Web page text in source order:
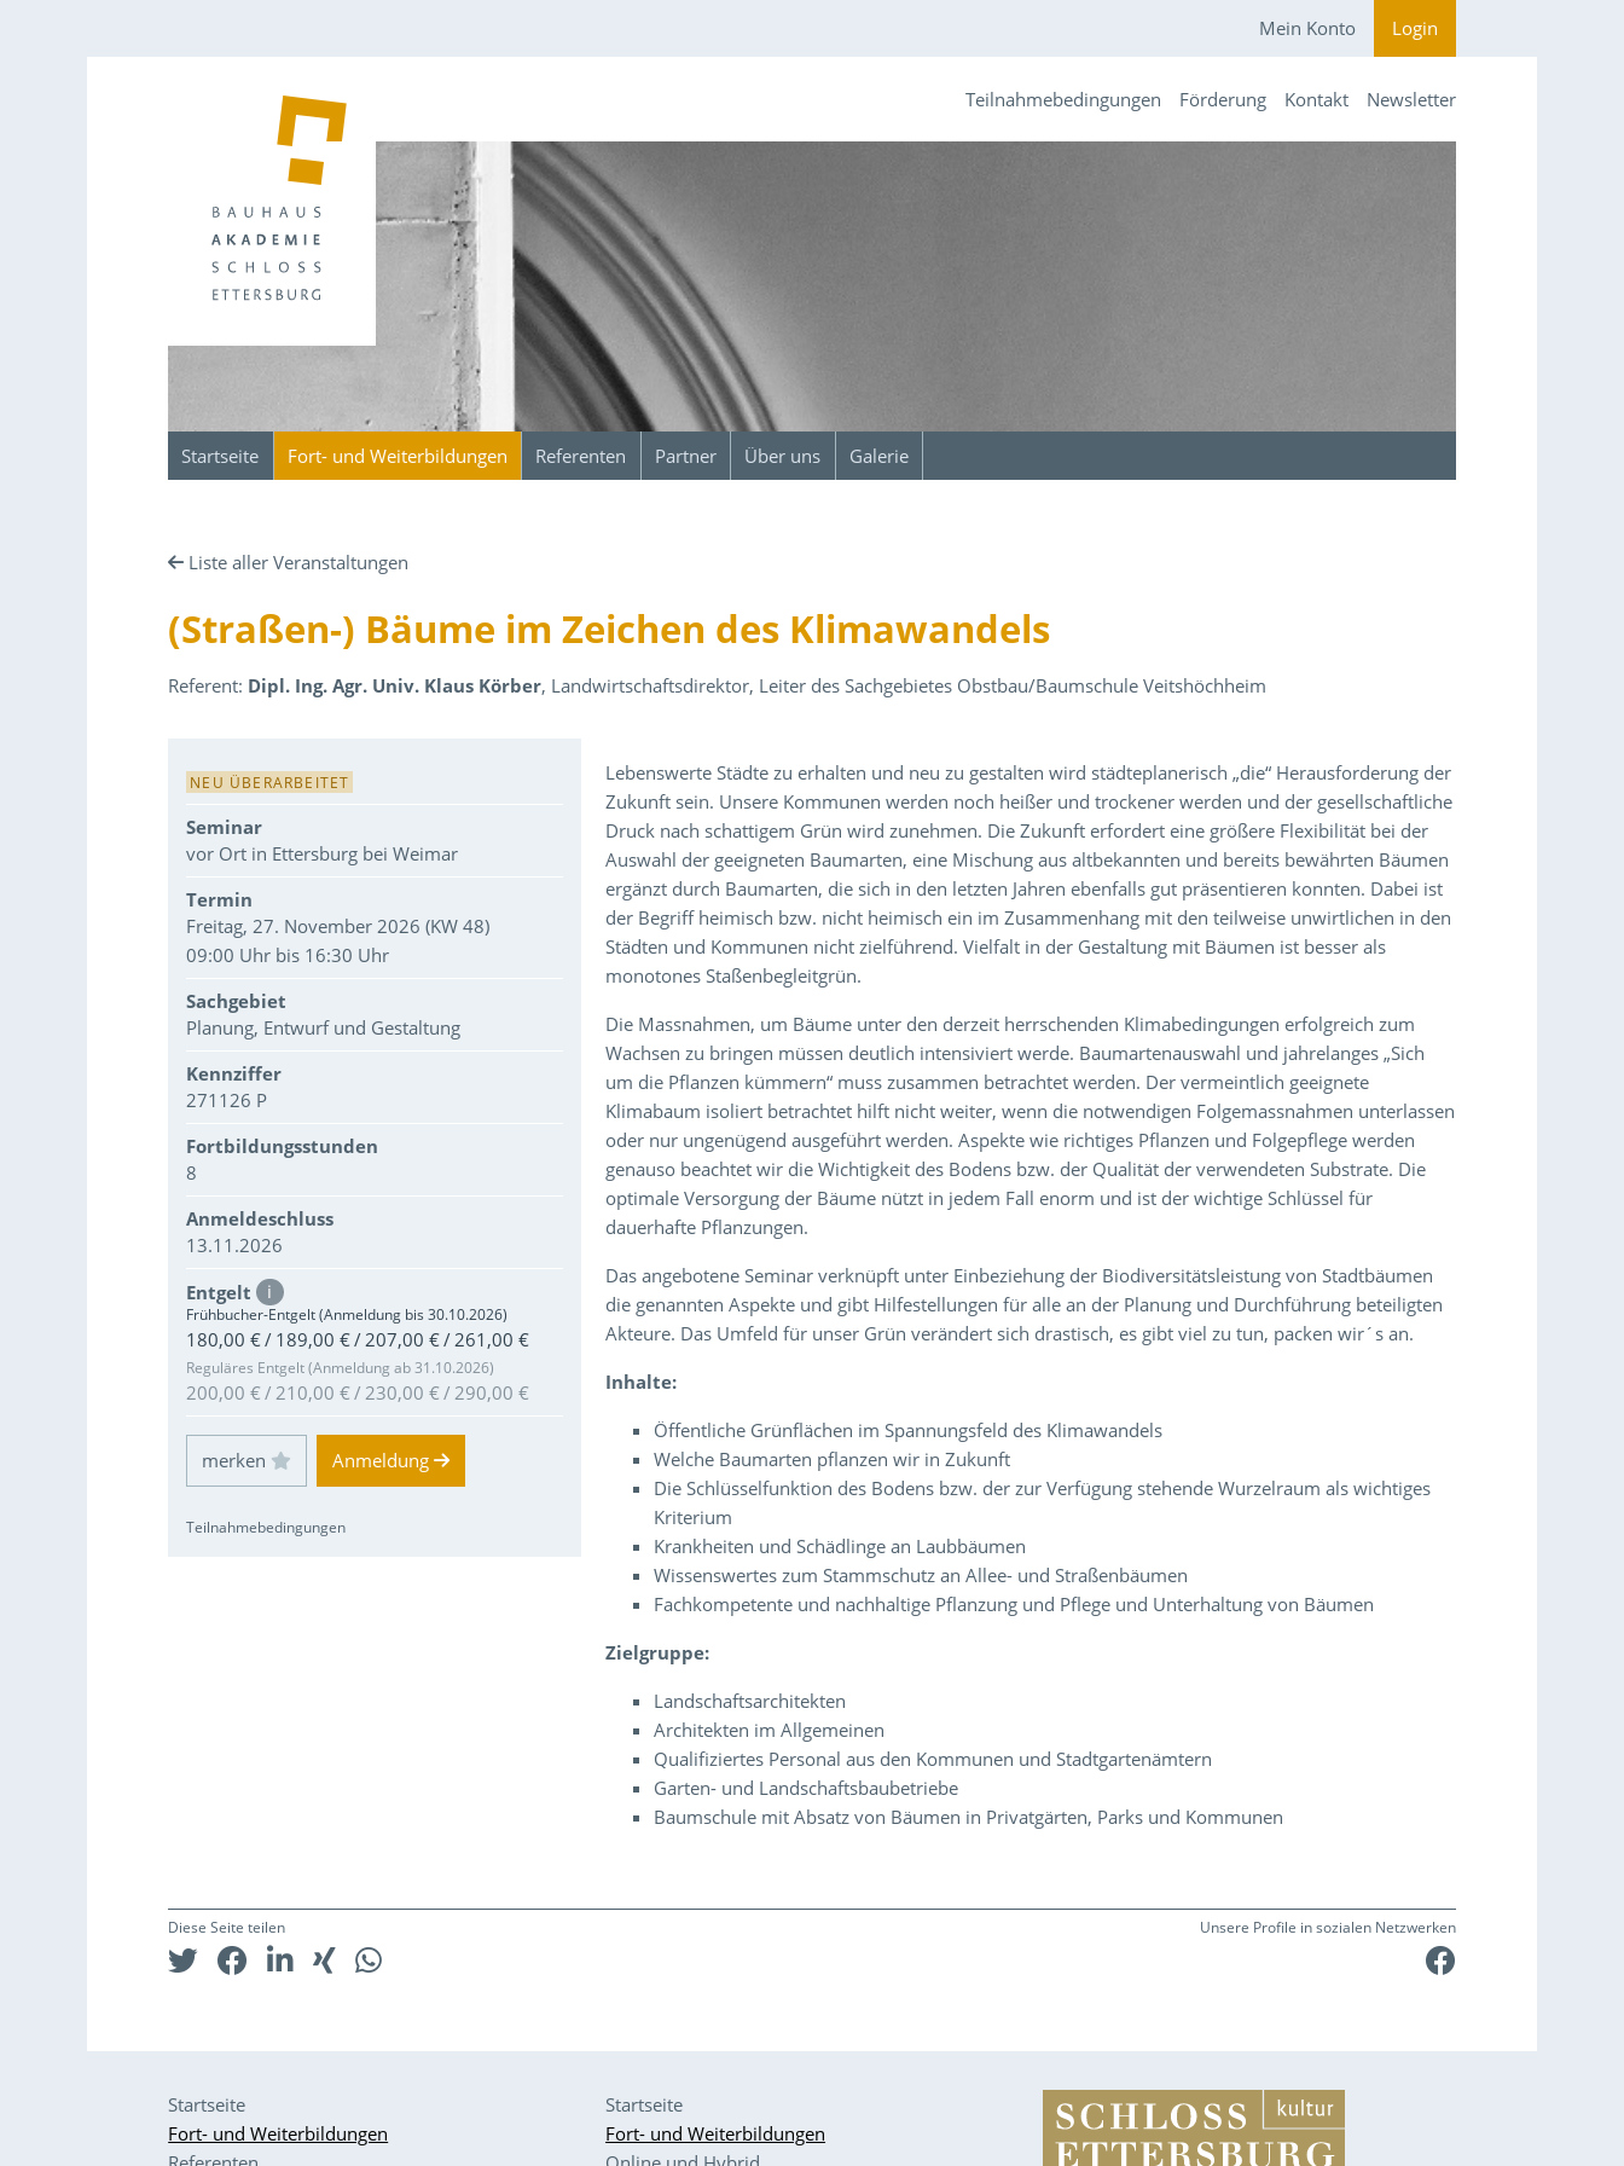
Mein Konto Login
Startseite Fort- und Weiterbildungen Referenten Partner Über uns Galerie
Teilnahmebedingungen Förderung Kontakt Newsletter
Liste aller Veranstaltungen
(Straßen-) Bäume im Zeichen des Klimawandels
Referent: Dipl. Ing. Agr. Univ. Klaus Körber, Landwirtschaftsdirektor, Leiter des Sachgebietes Obstbau/Baumschule Veitshöchheim
Veranstaltungsdaten
NEU ÜBERARBEITET
Seminar
vor Ort in Ettersburg bei Weimar
Termin
Freitag, 27. November 2026 (KW 48)
09:00 Uhr bis 16:30 Uhr
Sachgebiet
Planung, Entwurf und Gestaltung
Kennziffer
271126 P
Fortbildungsstunden
8
Anmeldeschluss
13.11.2026
Entgelt i
Frühbucher-Entgelt (Anmeldung bis 30.10.2026)
180,00 € / 189,00 € / 207,00 € / 261,00 €
Reguläres Entgelt (Anmeldung ab 31.10.2026)
200,00 € / 210,00 € / 230,00 € / 290,00 €
Einloggen und Merkliste benutzen
Anmeldung
Teilnahmebedingungen
Lebenswerte Städte zu erhalten und neu zu gestalten wird städteplanerisch „die“ Herausforderung der
Zukunft sein. Unsere Kommunen werden noch heißer und trockener werden und der gesellschaftliche
Druck nach schattigem Grün wird zunehmen. Die Zukunft erfordert eine größere Flexibilität bei der
Auswahl der geeigneten Baumarten, eine Mischung aus altbekannten und bereits bewährten Bäumen
ergänzt durch Baumarten, die sich in den letzten Jahren ebenfalls gut präsentieren konnten. Dabei ist
der Begriff heimisch bzw. nicht heimisch ein im Zusammenhang mit den teilweise unwirtlichen in den
Städten und Kommunen nicht zielführend. Vielfalt in der Gestaltung mit Bäumen ist besser als
monotones Staßenbegleitgrün.
Die Massnahmen, um Bäume unter den derzeit herrschenden Klimabedingungen erfolgreich zum
Wachsen zu bringen müssen deutlich intensiviert werde. Baumartenauswahl und jahrelanges „Sich
um die Pflanzen kümmern“ muss zusammen betrachtet werden. Der vermeintlich geeignete
Klimabaum isoliert betrachtet hilft nicht weiter, wenn die notwendigen Folgemassnahmen unterlassen
oder nur ungenügend ausgeführt werden. Aspekte wie richtiges Pflanzen und Folgepflege werden
genauso beachtet wir die Wichtigkeit des Bodens bzw. der Qualität der verwendeten Substrate. Die
optimale Versorgung der Bäume nützt in jedem Fall enorm und ist der wichtige Schlüssel für
dauerhafte Pflanzungen.
Das angebotene Seminar verknüpft unter Einbeziehung der Biodiversitätsleistung von Stadtbäumen
die genannten Aspekte und gibt Hilfestellungen für alle an der Planung und Durchführung beteiligten
Akteure. Das Umfeld für unser Grün verändert sich drastisch, es gibt viel zu tun, packen wir´s an.
Inhalte:
Öffentliche Grünflächen im Spannungsfeld des Klimawandels
Welche Baumarten pflanzen wir in Zukunft
Die Schlüsselfunktion des Bodens bzw. der zur Verfügung stehende Wurzelraum als wichtiges
Kriterium
Krankheiten und Schädlinge an Laubbäumen
Wissenswertes zum Stammschutz an Allee- und Straßenbäumen
Fachkompetente und nachhaltige Pflanzung und Pflege und Unterhaltung von Bäumen
Zielgruppe:
Landschaftsarchitekten
Architekten im Allgemeinen
Qualifiziertes Personal aus den Kommunen und Stadtgartenämtern
Garten- und Landschaftsbaubetriebe
Baumschule mit Absatz von Bäumen in Privatgärten, Parks und Kommunen
Diese Seite teilen Unsere Profile in sozialen Netzwerken
Startseite
Fort- und Weiterbildungen
Startseite
Fort- und Weiterbildungen